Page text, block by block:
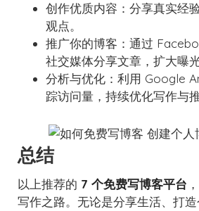
创作优质内容：分享真实经
观点。
推广你的博客：通过
社交媒体分享文章，扩大曝光
分析与优化：利用 Google
踪访问量，持续优化写作与
总结
以上推荐的 7 个免费写博客平台
写作之路。无论是分享生活、打